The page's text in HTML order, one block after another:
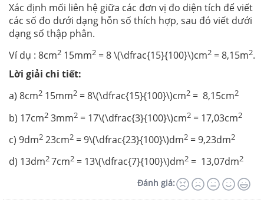
Xác định mối liên hệ giữa các đơn vị đo diện tích để viết
các số đo dưới dạng hỗn số thích hợp, sau đó viết dưới
dạng số thập phân.
Ví dụ : 8cm2 15mm2 = 8 \(\dfrac{15}{100}\)cm2 = 8,15m2.
Lời giải chi tiết:
a) 8cm2 15mm2 = 8\(\dfrac{15}{100}\)cm2 = 8,15cm2
b) 17cm2 3mm2 = 17\(\dfrac{3}{100}\)cm2 = 17,03cm2
c) 9dm2 23cm2 = 9\(\dfrac{23}{100}\)dm2 = 9,23dm2
d) 13dm27cm2 = 13\(\dfrac{7}{100}\)dm2 = 13,07dm2
Đánh giá: